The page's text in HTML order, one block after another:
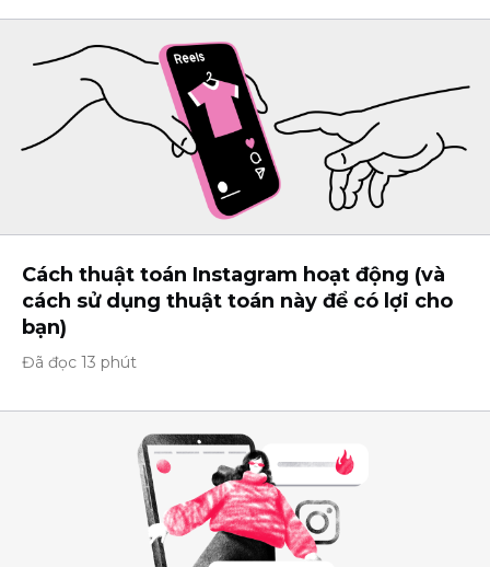
Cách thuật toán Instagram hoạt động (và
cách sử dụng thuật toán này để có lợi cho
bạn)
Đã đọc 13 phút